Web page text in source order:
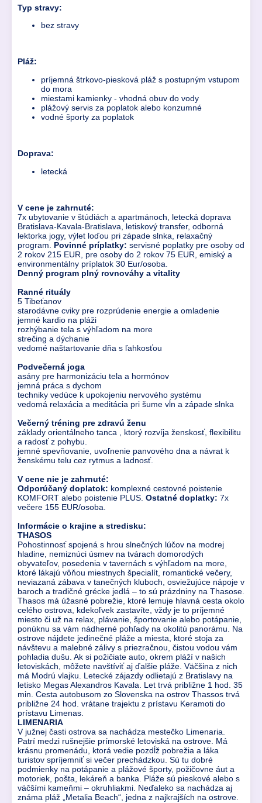
Typ stravy:
bez stravy
Pláž:
príjemná štrkovo-piesková pláž s postupným vstupom
do mora
miestami kamienky - vhodná obuv do vody
plážový servis za poplatok alebo konzumné
vodné športy za poplatok
Doprava:
letecká
V cene je zahrnuté:
7x ubytovanie v štúdiách a apartmánoch, letecká doprava
Bratislava-Kavala-Bratislava, letiskový transfer, odborná
lektorka jogy, výlet loďou pri západe slnka, relaxačný
program. Povinné príplatky: servisné poplatky pre osoby od
2 rokov 215 EUR, pre osoby do 2 rokov 75 EUR, emiský a
environmentálny príplatok 30 Eur/osoba.
Denný program plný rovnováhy a vitality
Ranné rituály
5 Tibeťanov
starodávne cviky pre rozprúdenie energie a omladenie
jemné kardio na pláži
rozhýbanie tela s výhľadom na more
strečing a dýchanie
vedomé naštartovanie dňa s ľahkosťou
Podvečerná joga
asány pre harmonizáciu tela a hormónov
jemná práca s dychom
techniky vedúce k upokojeniu nervového systému
vedomá relaxácia a meditácia pri šume vĺn a západe slnka
Večerný tréning pre zdravú ženu
základy orientálneho tanca , ktorý rozvíja ženskosť, flexibilitu
a radosť z pohybu.
jemné spevňovanie, uvoľnenie panvového dna a návrat k
ženskému telu cez rytmus a ladnosť.
V cene nie je zahrnuté:
Odporúčaný doplatok: komplexné cestovné poistenie
KOMFORT alebo poistenie PLUS. Ostatné doplatky: 7x
večere 155 EUR/osoba.
Informácie o krajine a stredisku:
THASOS
Pohostinnosť spojená s hrou slnečných lúčov na modrej
hladine, nemiznúci úsmev na tvárach domorodých
obyvateľov, posedenia v tavernách s výhľadom na more,
ktoré lákajú vôňou miestnych špecialít, romantické večery,
neviazaná zábava v tanečných kluboch, osviežujúce nápoje v
baroch a tradičné grécke jedlá – to sú prázdniny na Thasose.
Thasos má úžasné pobrežie, ktoré lemuje hlavná cesta okolo
celého ostrova, kdekoľvek zastavíte, vždy je to príjemné
miesto či už na relax, plávanie, športovanie alebo potápanie,
ponúknu sa vám nádherné pohľady na okolitú panorámu. Na
ostrove nájdete jedinečné pláže a miesta, ktoré stoja za
návštevu a malebné zálivy s priezračnou, čistou vodou vám
pohladia dušu. Ak si požičiate auto, okrem pláží v našich
letoviskách, môžete navštíviť aj ďalšie pláže. Väčšina z nich
má Modrú vlajku. Letecké zájazdy odlietajú z Bratislavy na
letisko Megas Alexandros Kavala. Let trvá približne 1 hod. 35
min. Cesta autobusom zo Slovenska na ostrov Thassos trvá
približne 24 hod. vrátane trajektu z prístavu Keramoti do
prístavu Limenas.
LIMENARIA
V južnej časti ostrova sa nachádza mestečko Limenaria.
Patrí medzi rušnejšie prímorské letoviská na ostrove. Má
krásnu promenádu, ktorá vedie pozdĺž pobrežia a láka
turistov spríjemniť si večer prechádzkou. Sú tu dobré
podmienky na potápanie a plážové športy, požičovne áut a
motoriek, pošta, lekáreň a banka. Pláže sú pieskové alebo s
väčšími kameňmi – okruhliakmi. Neďaleko sa nachádza aj
známa pláž „Metalia Beach“, jedna z najkrajších na ostrove.